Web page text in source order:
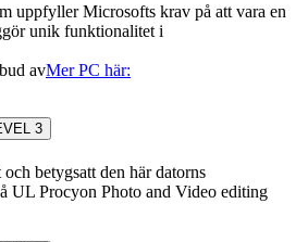
uppfyller Microsofts krav på att vara en
unik funktionalitet i
avMer PC här:
3
betygsatt den här datorns
UL Procyon Photo and Video editing